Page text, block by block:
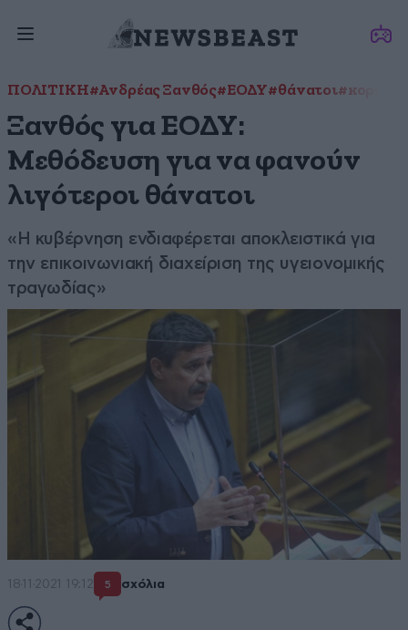
ΠΟΛΙΤΙΚΗ#Ανδρέας Ξανθός#ΕΟΔΥ#θάνατοι
Ξανθός για ΕΟΔΥ:
Μεθόδευση για να φανούν
λιγότεροι θάνατοι
«Η κυβέρνηση ενδιαφέρεται αποκλειστικά για
την επικοινωνιακή διαχείριση της υγειονομικής
τραγωδίας»
18·11·2021 19:12 5 σχόλια